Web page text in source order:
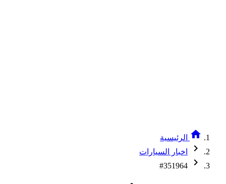
home الرئيسية
chevron_right اخبار السيارات
chevron_right
#351964